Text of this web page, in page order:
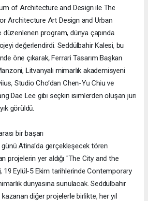
of Architecture and Design ile The
Architecture Art Design and Urban
düzenlenen program, dünya çapında
değerlendirdi. Seddülbahir Kalesi, bu
öne çıkarak, Ferrari Tasarım Başkan
Litvanyalı mimarlık akademisyeni
Studio Cho’dan Chen-Yu Chiu ve
Dae Lee gibi seçkin isimlerden oluşan jüri
görüldü.
bir başarı
Atina’da gerçekleşecek tören
projelerin yer aldığı "The City and the
19 Eylül-5 Ekim tarihlerinde Contemporary
dünyasına sunulacak. Seddülbahir
diğer projelerle birlikte, her yıl